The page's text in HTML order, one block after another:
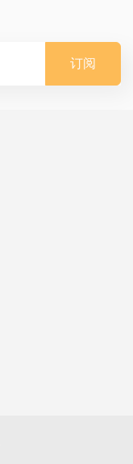
订阅